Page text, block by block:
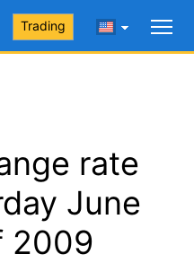
Trading
rate
June
2009